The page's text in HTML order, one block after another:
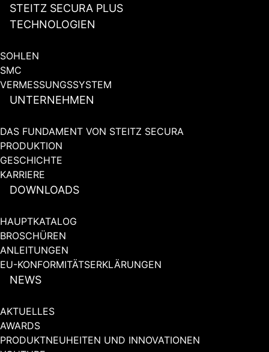
STEITZ SECURA PLUS
TECHNOLOGIEN
SOHLEN
SMC
VERMESSUNGSSYSTEM
UNTERNEHMEN
DAS FUNDAMENT VON STEITZ SECURA
PRODUKTION
GESCHICHTE
KARRIERE
DOWNLOADS
HAUPTKATALOG
BROSCHÜREN
ANLEITUNGEN
EU-KONFORMITÄTSERKLÄRUNGEN
NEWS
AKTUELLES
AWARDS
PRODUKTNEUHEITEN UND INNOVATIONEN